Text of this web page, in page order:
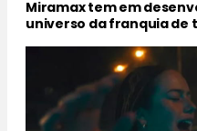
Miramax tem em
universo da franquia de